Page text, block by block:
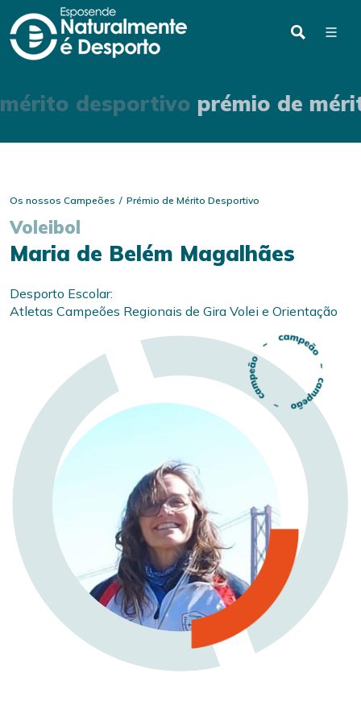
desportivo prémio de
Os nossos Campeões Prémio de Mérito Desportivo
Voleibol
Maria de Belém Magalhães
Desporto Escolar:
Atletas Campeões Regionais de Gira Volei e Orientação